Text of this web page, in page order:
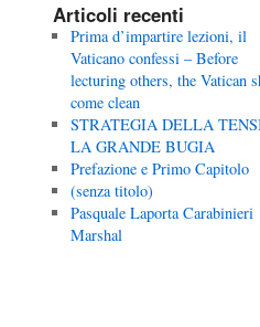
Articoli recenti
Prima d’impartire lezioni, il
Vaticano confessi – Before
lecturing others, the Vatican
come clean
STRATEGIA DELLA
LA GRANDE BUGIA
Prefazione e Primo Capitolo
(senza titolo)
Pasquale Laporta Carabinieri
Marshal